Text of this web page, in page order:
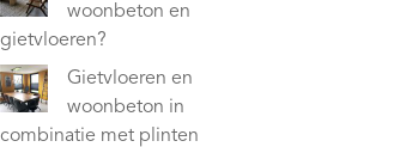
woonbeton en
gietvloeren?
Gietvloeren en
woonbeton in
combinatie met plinten